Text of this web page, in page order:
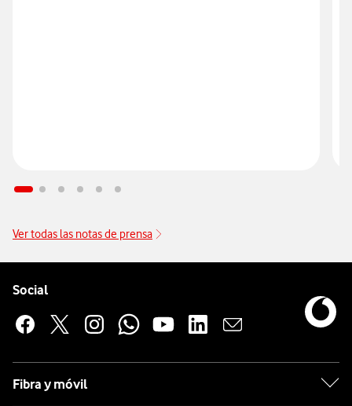
Ver todas las notas de prensa
Social
Fibra y móvil